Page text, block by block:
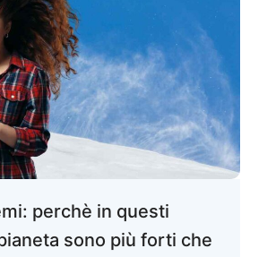
perchè in questi
sono più forti che